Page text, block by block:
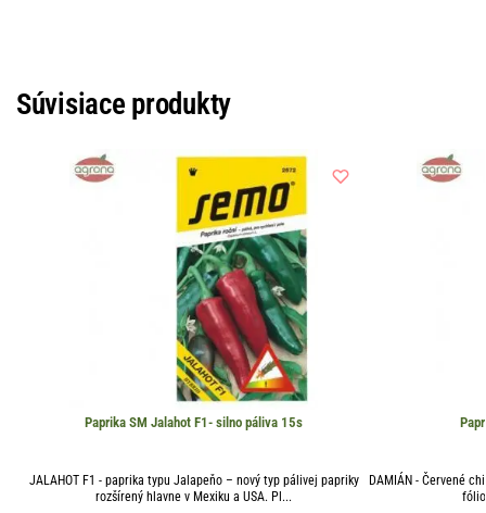
Súvisiace produkty
Paprika SM Jalahot F1- silno páliva 15s
JALAHOT F1 - paprika typu Jalapeňo – nový typ pálivej papriky
rozšírený hlavne v Mexiku a USA. Pl...
DAMIÁN - Červené